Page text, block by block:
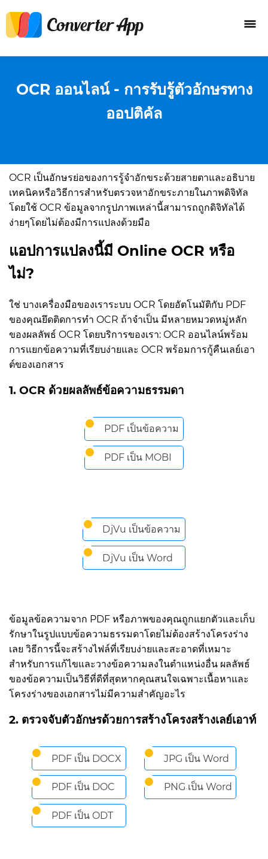
OCR ออนไลน์ - การรับรู้ตัวอักษรทาง
ออปติคัล
OCR เป็นอักษรย่อของการรู้จำอักขระด้วยสายตาและอธิบาย
เทคนิคหรือวิธีการสำหรับตรวจหาอักขระภายในภาพดิจิทัล
โดยใช้ OCR ข้อมูลจากรูปภาพเหล่านี้สามารถถูกดิจิทัลได้
ง่ายๆโดยไม่ต้องมีการแปลงด้วยมือ
แอปการแปลงนี้มี Online OCR หรือ
ไม่?
ใช่ บางเครื่องมือของเราระบบ OCR โดยอัตโนมัติกับ PDF
ของคุณยึดติดการทำ OCR ถ้าจำเป็น มีหลายหมวดหมู่หลัก
ของผลลัพธ์ OCR โดยบริการของเรา: OCR ออนไลน์พร้อม
การแยกข้อความที่เรียบง่ายและ OCR พร้อมการกู้คืนเลย์เอา
ต์ของเอกสาร
1. OCR ด้วยผลลัพธ์ข้อความธรรมดา
PDF เป็นข้อความ
PDF เป็น MOBI
DjVu เป็นข้อความ
DjVu เป็น Word
ข้อมูลข้อความจาก PDF หรือภาพของคุณถูกแยกตัวและเก็บ
รักษาในรูปแบบข้อความธรรมดาโดยไม่ต้องสร้างโครงร่าง
เลย วิธีการนี้จะสร้างไฟล์ที่เรียบง่ายและสะอาดที่เหมาะ
สำหรับการแก้ไขและวางข้อความลงในตำแหน่งอื่น ผลลัพธ์
ของข้อความเป็นวิธีที่ดีที่สุดหากคุณสนใจเฉพาะเนื้อหาและ
โครงร่างของเอกสารไม่มีความสำคัญอะไร
2. ตรวจจับตัวอักษรด้วยการสร้างโครงสร้างเลย์เอาท์
PDF เป็น DOCX
PDF เป็น DOC
PDF เป็น ODT
JPG เป็น Word
PNG เป็น Word